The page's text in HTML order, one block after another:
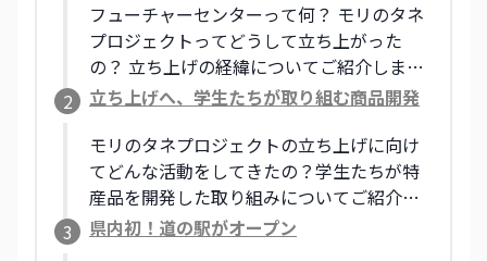
フューチャーセンターって何？ モリのタネ
プロジェクトってどうして立ち上がった
の？ 立ち上げの経緯についてご紹介しま
す！
2
立ち上げへ、学生たちが取り組む商品開発
モリのタネプロジェクトの立ち上げに向け
てどんな活動をしてきたの？学生たちが特
産品を開発した取り組みについてご紹介し
ます！
3
県内初！道の駅がオープン